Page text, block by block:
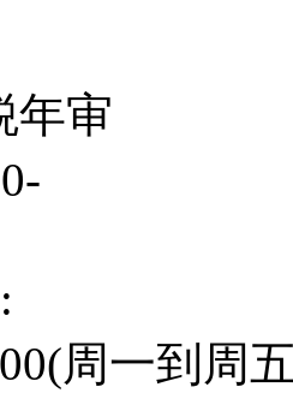
周一到周